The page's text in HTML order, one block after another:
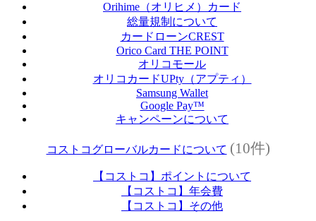
Orihime（オリヒメ）カード
総量規制について
カードローンCREST
Orico Card THE POINT
オリコモール
オリコカードUPty（アプティ）
Samsung Wallet
Google Pay™
キャンペーンについて
コストコグローバルカードについて (10件)
【コストコ】ポイントについて
【コストコ】年会費
【コストコ】その他